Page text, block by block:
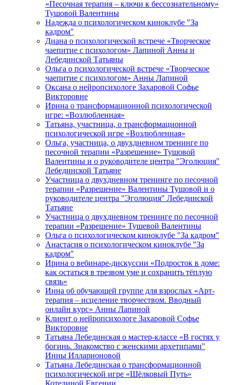
«Песочная терапия – ключи к бессознательному»
Тушовой Валентины
Надежда о психологическом киноклубе "За
кадром"
Диана о психологической встрече «Творческое
чаепитие с психологом» Лапиной Анны и
Лебединской Татьяны
Ольга о психологической встрече «Творческое
чаепитие с психологом» Анны Лапиной
Оксана о нейропсихологе Захаровой Софье
Викторовне
Ирина о трансформационной психологической
игре: «Возлюбленная»
Татьяна, участница, о трансформационной
психологической игре «Возлюбленная»
Ольга, участница, о двухдневном тренинге по
песочной терапии «Разрешение» Тушовой
Валентины и о руководителе центра "Эголюция"
Лебединской Татьяне
Участница о двухдневном тренинге по песочной
терапии «Разрешение» Валентины Тушовой и о
руководителе центра "Эголюция" Лебединской
Татьяне
Участница о двухдневном тренинге по песочной
терапии «Разрешение» Тушевой Валентины
Ольга о психологическом киноклубе "За кадром"
Анастасия о психологическом киноклубе "За
кадром"
Ирина о вебинаре-дискуссии «Подросток в доме:
как остаться в трезвом уме и сохранить тёплую
связь»
Инна об обучающей группе для взрослых «Арт-
терапия – исцеление творчеством. Вводный
онлайн курс» Анны Лапиной
Клиент о нейропсихологе Захаровой Софье
Викторовне
Татьяна Лебединская о мастер-классе «В гостях у
богинь. Знакомство с женскими архетипами"
Инны Илларионовой
Татьяна Лебединская о трансформационной
психологической игре «Шёлковый Путь»
Котелиной Евгении